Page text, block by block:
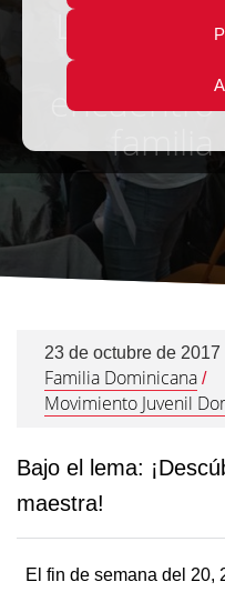
Los
España
encuentro
23 de octubre de 2017
Familia Dominicana /
Movimiento Juvenil
Bajo el lema:
maestra!
El fin de semana del 20,